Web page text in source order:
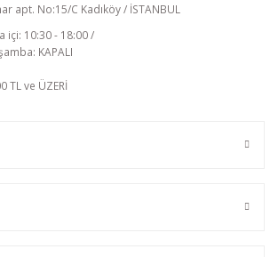
apt. No:15/C Kadıköy / İSTANBUL
içi: 10:30 - 18:00 /
KAPALI
TL ve ÜZERİ